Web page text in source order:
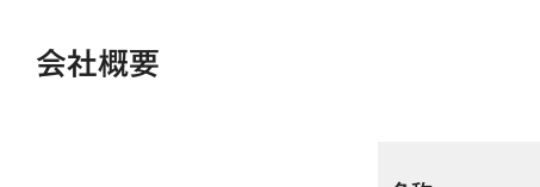
会社概要